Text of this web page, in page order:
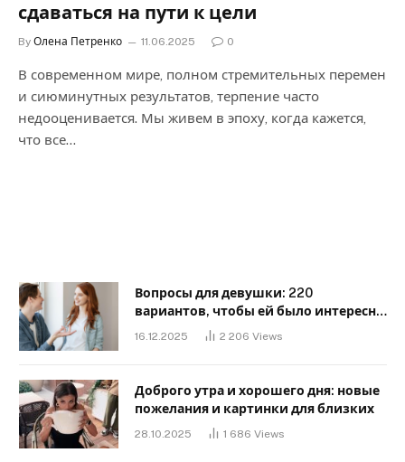
сдаваться на пути к цели
By Олена Петренко 11.06.2025 0
В современном мире, полном стремительных перемен
и сиюминутных результатов, терпение часто
недооценивается. Мы живем в эпоху, когда кажется,
что все…
Вопросы для девушки: 220
вариантов, чтобы ей было интересно
16.12.2025 2 206 Views
Доброго утра и хорошего дня: новые
пожелания и картинки для близких
28.10.2025 1 686 Views